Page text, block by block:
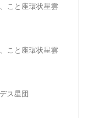
こと座環状星雲
こと座環状星雲
ス星団